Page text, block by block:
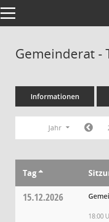
Toggle navigation
Gemeinderat -
Informationen
Jahr
Tag
15.12.2026
18:00